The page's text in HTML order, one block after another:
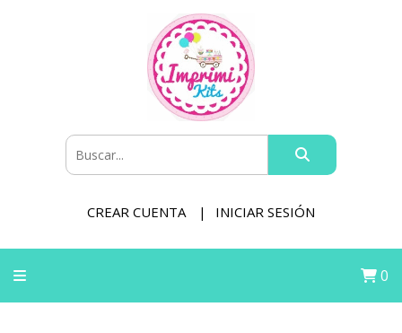
CREAR CUENTA INICIAR SESIÓN
0